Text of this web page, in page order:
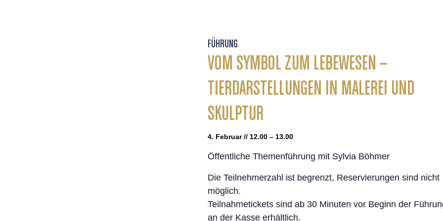
FÜHRUNG
VOM SYMBOL ZUM LEBEWESEN –
TIERDARSTELLUNGEN IN MALEREI UND
SKULPTUR
4. Februar // 12.00 – 13.00
Öffentliche Themenführung mit Sylvia Böhmer
Die Teilnehmerzahl ist begrenzt, Reservierungen sind nicht
möglich.
Teilnahmetickets sind ab 30 Minuten vor Beginn der
an der Kasse erhältlich.